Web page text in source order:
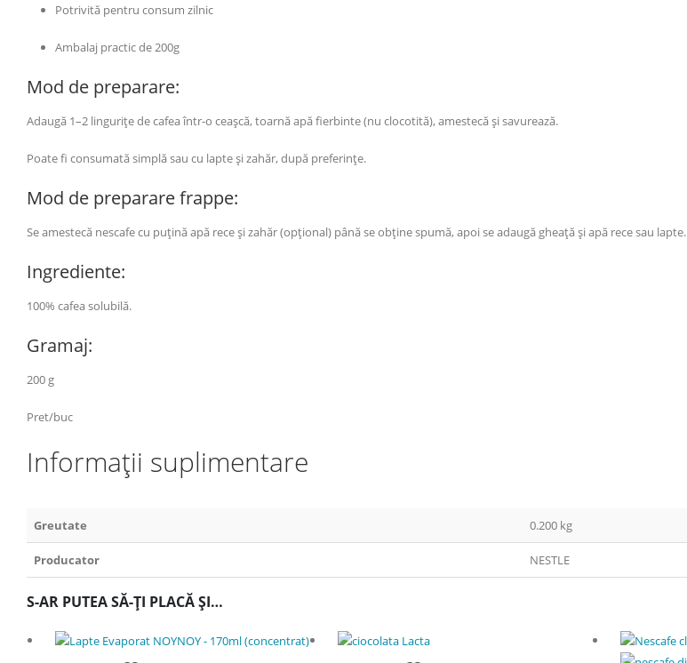
Potrivită pentru consum zilnic
Ambalaj practic de 200g
Mod de preparare:
Adaugă 1–2 lingurițe de cafea într-o ceașcă, toarnă apă fierbinte (nu clocotită), amestecă și savurează.
Poate fi consumată simplă sau cu lapte și zahăr, după preferințe.
Mod de preparare frappe:
Se amestecă nescafe cu puțină apă rece și zahăr (opțional) până se obține spumă, apoi se adaugă gheață și apă rece sau lapte.
Ingrediente:
100% cafea solubilă.
Gramaj:
200 g
Pret/buc
Informații suplimentare
Greutate 0.200 kg
Producator NESTLE
S-AR PUTEA SĂ-ȚI PLACĂ ȘI…